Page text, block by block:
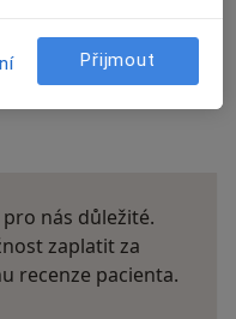
názor
nás důležité.
zaplatit za
recenze pacienta.
Přijmout